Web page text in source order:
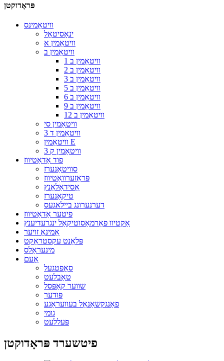
פּראָדוקטן
וויטאַמינס
ינאָסיטאָל
וויטאַמין א
וויטאַמין ב
וויטאַמין ב 1
וויטאַמין ב 2
וויטאַמין ב 3
וויטאַמין ב 5
וויטאַמין ב 6
וויטאַמין ב 9
וויטאַמין ב 12
וויטאַמין סי
וויטאַמין ד 3
וויטאַמין E
וויטאַמין ק 3
פוד אַדאַטיווז
סוויטאַנערז
פּראַזערוואַטיווז
אַסידאַלאַנץ
טיקאַנערז
דערנערונג ביילאגעס
פיטער אַדאַטיווז
אַקטיוו פאַרמאַסוטיקאַל ינגרעדיענץ
אַמינאָ זויער
פּלאַנט עקסטראַקט
מינעראַלס
אָעם
סאָפטגעל
טאַבלעט
שווער קאַפּסל
פּודער
פאַנגקשאַנאַל בעוועראַגע
גומי
פּעללעט
פיטשערד פּראָדוקטן